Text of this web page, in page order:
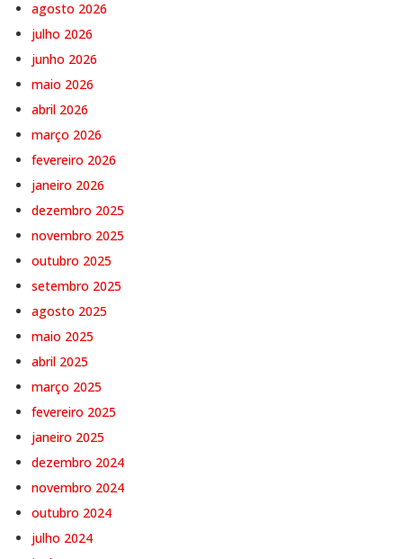
agosto 2026
julho 2026
junho 2026
maio 2026
abril 2026
março 2026
fevereiro 2026
janeiro 2026
dezembro 2025
novembro 2025
outubro 2025
setembro 2025
agosto 2025
maio 2025
abril 2025
março 2025
fevereiro 2025
janeiro 2025
dezembro 2024
novembro 2024
outubro 2024
julho 2024